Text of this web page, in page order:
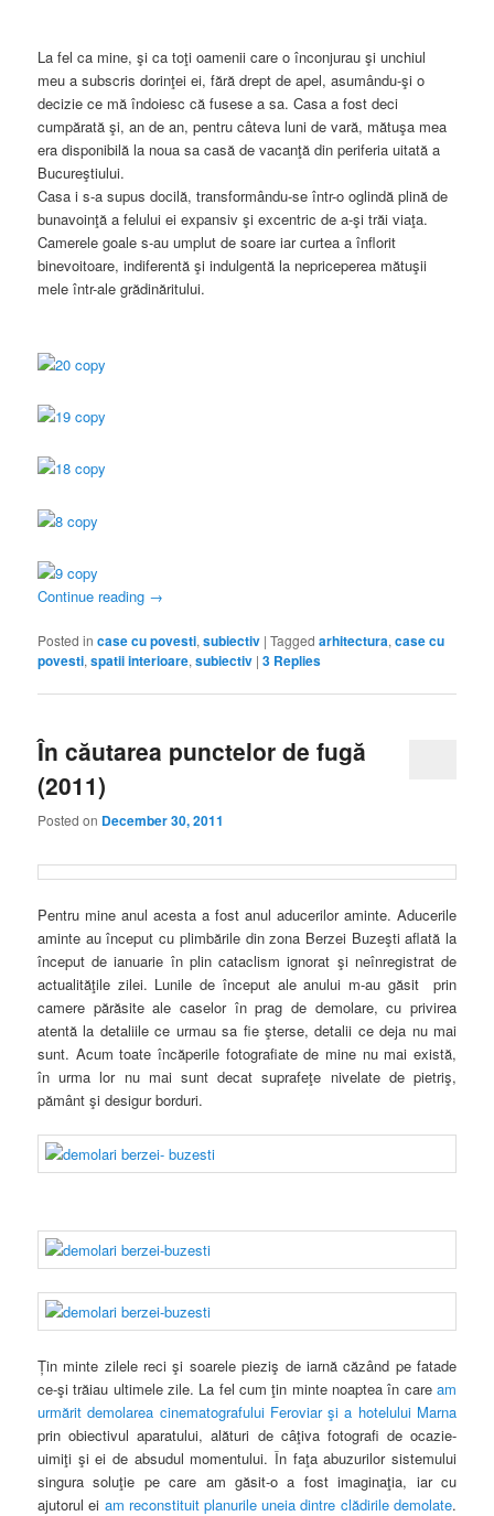
La fel ca mine, şi ca toţi oamenii care o înconjurau şi unchiul
meu a subscris dorinţei ei, fără drept de apel, asumându-şi o
decizie ce mă îndoiesc că fusese a sa. Casa a fost deci
cumpărată şi, an de an, pentru câteva luni de vară, mătuşa mea
era disponibilă la noua sa casă de vacanţă din periferia uitată a
Bucureştiului.
Casa i s-a supus docilă, transformându-se într-o oglindă plină de
bunavoinţă a felului ei expansiv şi excentric de a-şi trăi viaţa.
Camerele goale s-au umplut de soare iar curtea a înflorit
binevoitoare, indiferentă şi indulgentă la nepriceperea mătuşii
mele într-ale grădinăritului.
Continue reading →
Posted in case cu povesti,subiectiv |Tagged arhitectura,case cu
povesti,spatii interioare,subiectiv |3 Replies
În căutarea punctelor de fugă
(2011)
Posted on December 30, 2011
Pentru mine anul acesta a fost anul aducerilor aminte. Aducerile
aminte au început cu plimbările din zona Berzei Buzeşti aflată la
început de ianuarie în plin cataclism ignorat şi neînregistrat de
actualităţile zilei. Lunile de început ale anului m-au găsit prin
camere părăsite ale caselor în prag de demolare, cu privirea
atentă la detaliile ce urmau sa fie şterse, detalii ce deja nu mai
sunt. Acum toate încăperile fotografiate de mine nu mai există,
în urma lor nu mai sunt decat suprafeţe nivelate de pietriş,
pământ şi desigur borduri.
Țin minte zilele reci şi soarele pieziş de iarnă căzând pe fatade
ce-şi trăiau ultimele zile. La fel cum ţin minte noaptea în care am
urmărit demolarea cinematografului Feroviar şi a hotelului Marna
prin obiectivul aparatului, alături de câţiva fotografi de ocazie-
uimiţi şi ei de absudul momentului. În faţa abuzurilor sistemului
singura soluţie pe care am găsit-o a fost imaginaţia, iar cu
ajutorul ei am reconstituit planurile uneia dintre clădirile demolate.